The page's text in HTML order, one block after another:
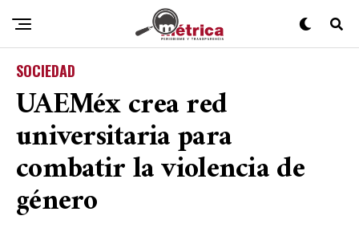
SOCIEDAD
UAEMéx crea red
universitaria para
combatir la violencia de
género